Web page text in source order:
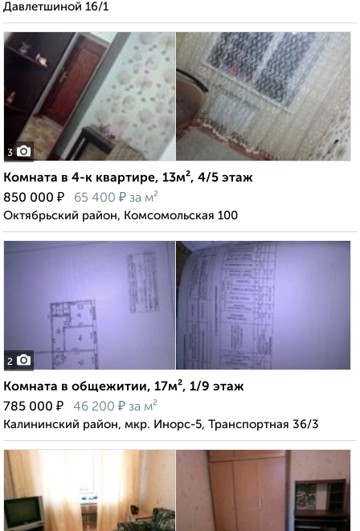
Давлетшиной 16/1
3
Комната в 4-к квартире, 13м², 4/5 этаж
850 000 ₽ 65 400 ₽ за м²
Октябрьский район, Комсомольская 100
2
Комната в общежитии, 17м², 1/9 этаж
785 000 ₽ 46 200 ₽ за м²
Калининский район, мкр. Инорс-5, Транспортная 36/3